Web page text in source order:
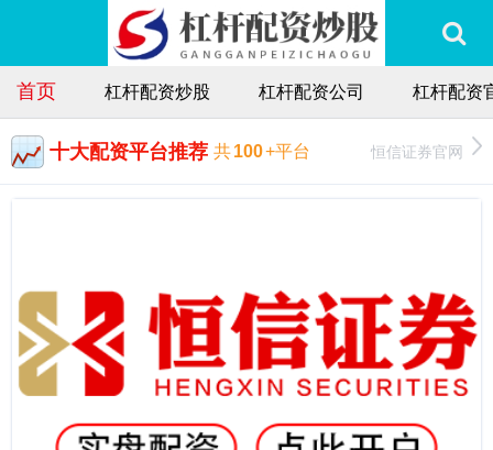
首页 杠杆配资炒股 杠杆配资公司 杠杆配资
十大配资平台推荐 共100+平台 恒信证券官网